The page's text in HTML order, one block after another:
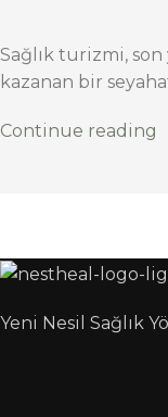
Sağlık turizmi,
kazanan bir
Continue reading
Yeni Nesil Sağlık